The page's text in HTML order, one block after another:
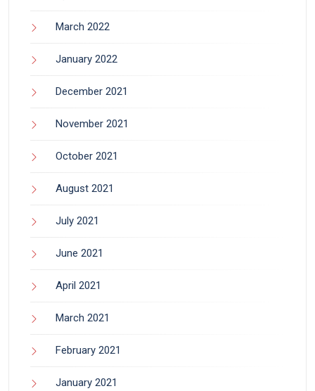
March 2022
January 2022
December 2021
November 2021
October 2021
August 2021
July 2021
June 2021
April 2021
March 2021
February 2021
January 2021